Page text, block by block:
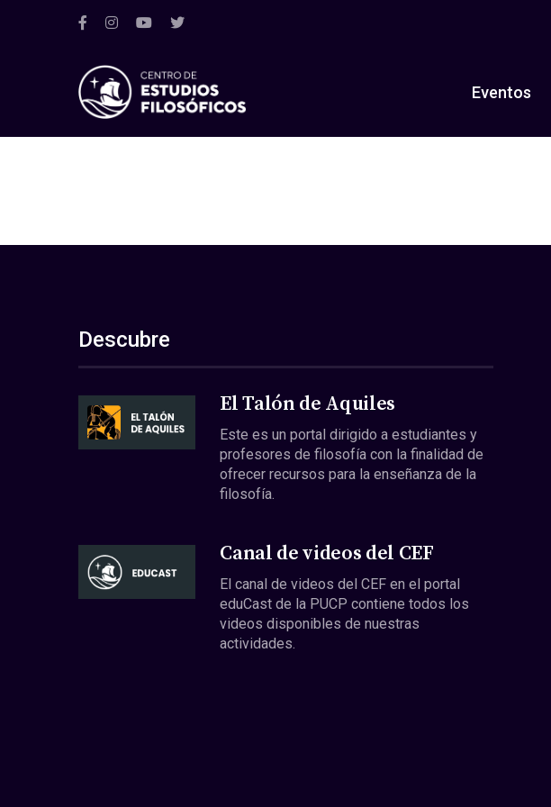
Eventos
Descubre
El Talón de Aquiles
Este es un portal dirigido a estudiantes y
profesores de filosofía con la finalidad de
ofrecer recursos para la enseñanza de la
filosofía.
Canal de videos del CEF
El canal de videos del CEF en el portal
eduCast de la PUCP contiene todos los
videos disponibles de nuestras
actividades.